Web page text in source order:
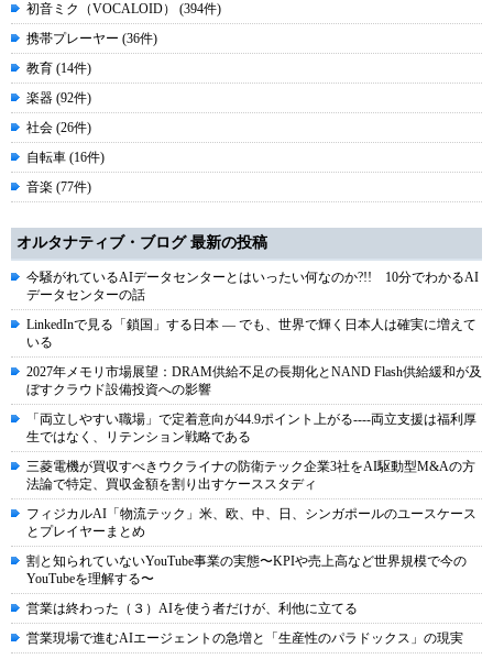
初音ミク（VOCALOID） (394件)
携帯プレーヤー (36件)
教育 (14件)
楽器 (92件)
社会 (26件)
自転車 (16件)
音楽 (77件)
オルタナティブ・ブログ 最新の投稿
今騒がれているAIデータセンターとはいったい何なのか?!! 10分でわかるAI
データセンターの話
LinkedInで見る「鎖国」する日本 ― でも、世界で輝く日本人は確実に増えて
いる
2027年メモリ市場展望：DRAM供給不足の長期化とNAND Flash供給緩和が及
ぼすクラウド設備投資への影響
「両立しやすい職場」で定着意向が44.9ポイント上がる----両立支援は福利厚
生ではなく、リテンション戦略である
三菱電機が買収すべきウクライナの防衛テック企業3社をAI駆動型M&Aの方
法論で特定、買収金額を割り出すケーススタディ
フィジカルAI「物流テック」米、欧、中、日、シンガポールのユースケース
とプレイヤーまとめ
割と知られていないYouTube事業の実態〜KPIや売上高など世界規模で今の
YouTubeを理解する〜
営業は終わった（３）AIを使う者だけが、利他に立てる
営業現場で進むAIエージェントの急増と「生産性のパラドックス」の現実